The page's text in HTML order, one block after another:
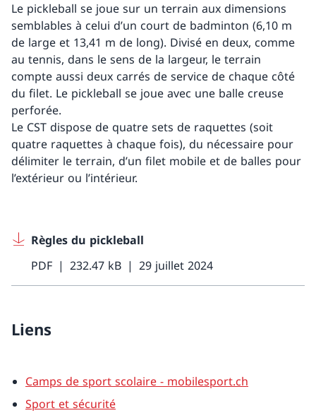
Le pickleball se joue sur un terrain aux dimensions
semblables à celui d’un court de badminton (6,10 m
de large et 13,41 m de long). Divisé en deux, comme
au tennis, dans le sens de la largeur, le terrain
compte aussi deux carrés de service de chaque côté
du filet. Le pickleball se joue avec une balle creuse
perforée.
Le CST dispose de quatre sets de raquettes (soit
quatre raquettes à chaque fois), du nécessaire pour
délimiter le terrain, d’un filet mobile et de balles pour
l’extérieur ou l’intérieur.
Règles du pickleball
PDF
232.47 kB 29 juillet 2024
Liens
Camps de sport scolaire - mobilesport.ch
Sport et sécurité